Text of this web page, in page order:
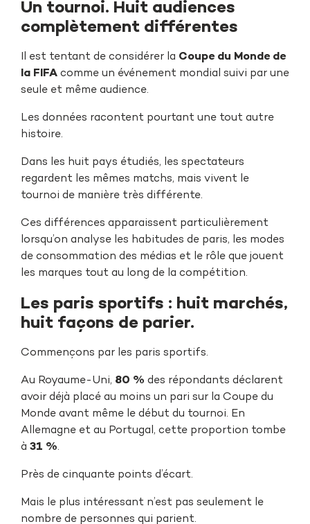
Un tournoi. Huit audiences
complètement différentes
Il est tentant de considérer la Coupe du Monde de
la FIFA comme un événement mondial suivi par une
seule et même audience.
Les données racontent pourtant une tout autre
histoire.
Dans les huit pays étudiés, les spectateurs
regardent les mêmes matchs, mais vivent le
tournoi de manière très différente.
Ces différences apparaissent particulièrement
lorsqu’on analyse les habitudes de paris, les modes
de consommation des médias et le rôle que jouent
les marques tout au long de la compétition.
Les paris sportifs : huit marchés,
huit façons de parier.
Commençons par les paris sportifs.
Au Royaume-Uni, 80 % des répondants déclarent
avoir déjà placé au moins un pari sur la Coupe du
Monde avant même le début du tournoi. En
Allemagne et au Portugal, cette proportion tombe
à 31 %.
Près de cinquante points d’écart.
Mais le plus intéressant n’est pas seulement le
nombre de personnes qui parient.